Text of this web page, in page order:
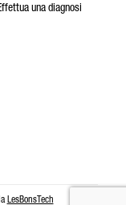
una diagnosi
LesBonsTech